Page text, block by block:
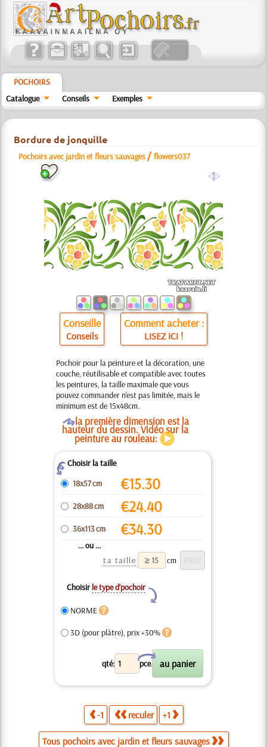
POCHOIRS
Catalogue
Conseils Exemples
Bordure de jonquille
Pochoirs avec jardin et fleurs sauvages /flowers037
a
Conseille
Conseils
Comment acheter :
LISEZ ICI !
Pochoir pour la peinture et la décoration, une
couche, réutilisable et compatible avec toutes
les peintures, la taille maximale que vous
pouvez commander n'est pas limitée, mais le
minimum est de 15x48cm.
Ola première dimension est la
hauteur du dessin. Vidéo sur la
peinture au rouleau:
ZChoisir la taille
18x57 cm
€15.30
28x88 cm €24.40
36x113 cm €34.30
... ou ...
ta taille
cm
Choisir le type d’pochoir
Y
NORME
3D (pour plâtre), prix +30%
qté: pce.
X
-1 reculer +1
Tous pochoirs avec jardin et fleurs sauvages